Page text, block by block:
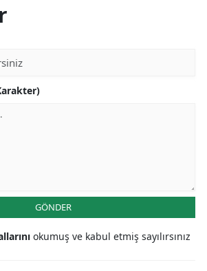
GÖNDER
okumuş ve kabul etmiş sayılırsınız